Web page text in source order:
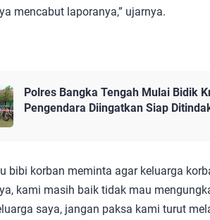
mencabut laporanya,” ujarnya.
Polres Bangka Tengah Mulai Bidik
Pengendara Diingatkan Siap
bibi korban meminta agar keluarga
kami masih baik tidak mau
saya, jangan paksa kami turut